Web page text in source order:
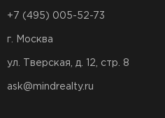
+7 (495) 005-52-73
г. Москва
ул. Тверская, д. 12, стр. 8
ask@mindrealty.ru